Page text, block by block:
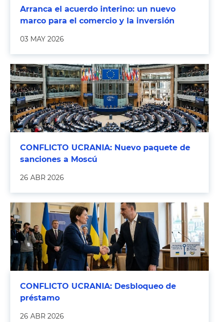
Arranca el acuerdo interino: un nuevo
marco para el comercio y la inversión
03 MAY 2026
CONFLICTO UCRANIA: Nuevo paquete de
sanciones a Moscú
26 ABR 2026
CONFLICTO UCRANIA: Desbloqueo de
préstamo
26 ABR 2026